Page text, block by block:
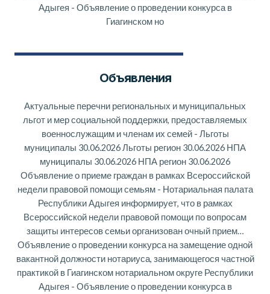
Адыгея - Объявление о проведении конкурса в
Гиагинском но
Объявления
Актуальные перечни региональных и муниципальных
льгот и мер социальной поддержки, предоставляемых
военнослужащим и членам их семей - Льготы
муниципалы 30.06.2026 Льготы регион 30.06.2026 НПА
муниципалы 30.06.2026 НПА регион 30.06.2026
Объявление о приеме граждан в рамках Всероссийской
недели правовой помощи семьям - Нотариальная палата
Республики Адыгея информирует, что в рамках
Всероссийской недели правовой помощи по вопросам
защиты интересов семьи организован очный прием…
Объявление о проведении конкурса на замещение одной
вакантной должности нотариуса, занимающегося частной
практикой в Гиагинском нотариальном округе Республики
Адыгея - Объявление о проведении конкурса в